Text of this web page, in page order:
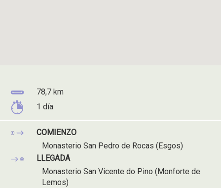
Distancia
del
recorrido:
78,7 km
Tiempo
del
recorrido:
1 día
COMIENZO
Monasterio San Pedro de Rocas (Esgos)
LLEGADA
Monasterio San Vicente do Pino (Monforte de
Lemos)